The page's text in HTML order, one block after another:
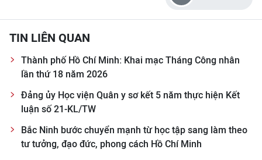
TIN LIÊN QUAN
Thành phố Hồ Chí Minh: Khai mạc Tháng Công nhân
lần thứ 18 năm 2026
Đảng ủy Học viện Quân y sơ kết 5 năm thực hiện Kết
luận số 21-KL/TW
Bắc Ninh bước chuyển mạnh từ học tập sang làm theo
tư tưởng, đạo đức, phong cách Hồ Chí Minh